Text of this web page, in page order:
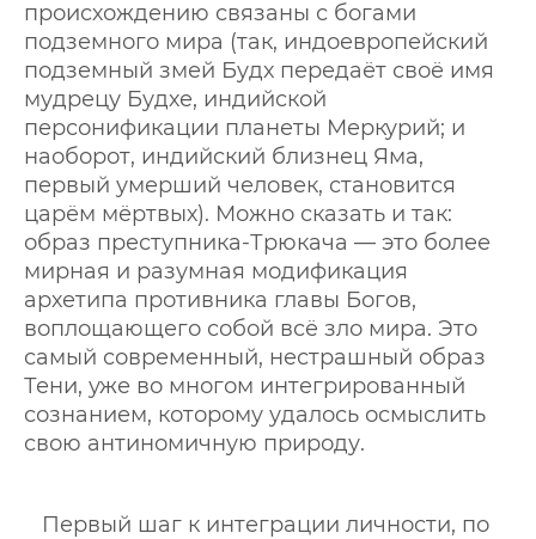
происхождению связаны с богами
подземного мира (так, индоевропейский
подземный змей Будх передаёт своё имя
мудрецу Будхе, индийской
персонификации планеты Меркурий; и
наоборот, индийский близнец Яма,
первый умерший человек, становится
царём мёртвых). Можно сказать и так:
образ преступника-Трюкача — это более
мирная и разумная модификация
архетипа противника главы Богов,
воплощающего собой всё зло мира. Это
самый современный, нестрашный образ
Тени, уже во многом интегрированный
сознанием, которому удалось осмыслить
свою антиномичную природу.
Первый шаг к интеграции личности, по